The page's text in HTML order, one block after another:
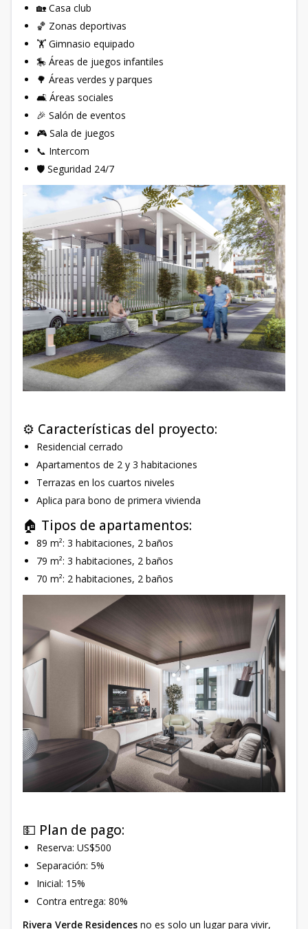
🏡 Casa club
🏀 Zonas deportivas
🏋️ Gimnasio equipado
🎠 Áreas de juegos infantiles
🌳 Áreas verdes y parques
🛋 Áreas sociales
🎉 Salón de eventos
🎮 Sala de juegos
📞 Intercom
🛡 Seguridad 24/7
⚙️ Características del proyecto:
Residencial cerrado
Apartamentos de 2 y 3 habitaciones
Terrazas en los cuartos niveles
Aplica para bono de primera vivienda
🏠 Tipos de apartamentos:
89 m²: 3 habitaciones, 2 baños
79 m²: 3 habitaciones, 2 baños
70 m²: 2 habitaciones, 2 baños
💵 Plan de pago:
Reserva: US$500
Separación: 5%
Inicial: 15%
Contra entrega: 80%
Rivera Verde Residences no es solo un lugar para vivir,